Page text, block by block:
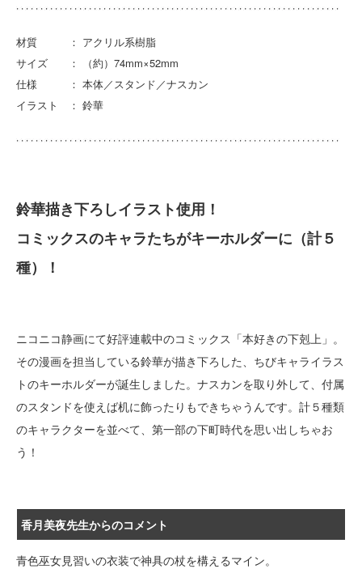
材質 ： アクリル系樹脂
サイズ ： （約）74mm×52mm
仕様 ： 本体／スタンド／ナスカン
イラスト ： 鈴華
鈴華描き下ろしイラスト使用！
コミックスのキャラたちがキーホルダーに（計５
種）！
ニコニコ静画にて好評連載中のコミックス「本好きの下剋上」。
その漫画を担当している鈴華が描き下ろした、ちびキャライラス
トのキーホルダーが誕生しました。ナスカンを取り外して、付属
のスタンドを使えば机に飾ったりもできちゃうんです。計５種類
のキャラクターを並べて、第一部の下町時代を思い出しちゃお
う！
香月美夜先生からのコメント
青色巫女見習いの衣装で神具の杖を構えるマイン。